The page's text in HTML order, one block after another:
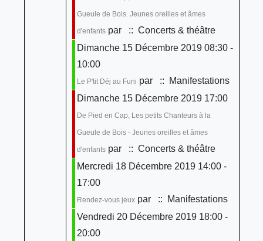
Gueule de Bois. Jeunes oreilles et âmes
d'enfantspar
:: Concerts & théâtre
Dimanche 15 Décembre 2019 08:30 -
10:00
Le P'tit Déj au Funi par
:: Manifestations
Dimanche 15 Décembre 2019 17:00
De Pied en Cap, Les petits Chanteurs à la
Gueule de Bois - Jeunes oreilles et âmes
d'enfantspar
:: Concerts & théâtre
Mercredi 18 Décembre 2019 14:00 -
17:00
Rendez-vous jeuxpar
:: Manifestations
Vendredi 20 Décembre 2019 18:00 -
20:00